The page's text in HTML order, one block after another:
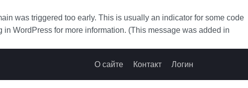
was triggered too early. This is usually an indicator for some code
in WordPress for more information. (This message was added in
О сайте Контакт Логин